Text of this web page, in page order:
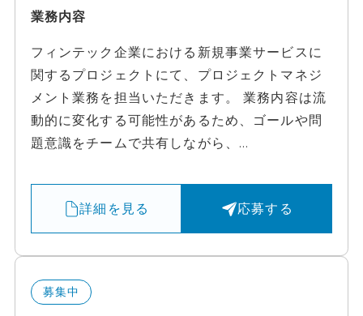
業務内容
フィンテック企業における新規事業サービスに
関するプロジェクトにて、プロジェクトマネジ
メント業務を担当いただきます。 業務内容は流
動的に変化する可能性があるため、ゴールや問
題意識をチームで共有しながら、...
詳細を見る 応募する
募集中